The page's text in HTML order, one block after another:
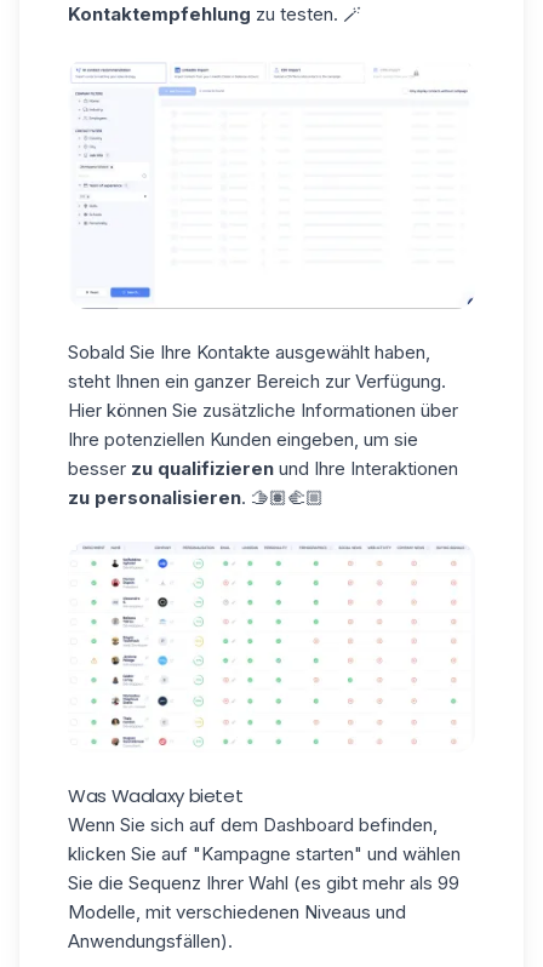
Kontaktempfehlung zu testen. 🪄
Sobald Sie Ihre Kontakte ausgewählt haben,
steht Ihnen ein ganzer Bereich zur Verfügung.
Hier können Sie zusätzliche Informationen über
Ihre potenziellen Kunden eingeben, um sie
besser zu qualifizieren und Ihre Interaktionen
zu personalisieren. 🫱🏽‍🫲🏼
Was Waalaxy bietet
Wenn Sie sich auf dem Dashboard befinden,
klicken Sie auf "Kampagne starten" und wählen
Sie die Sequenz Ihrer Wahl (es gibt mehr als 99
Modelle, mit verschiedenen Niveaus und
Anwendungsfällen).